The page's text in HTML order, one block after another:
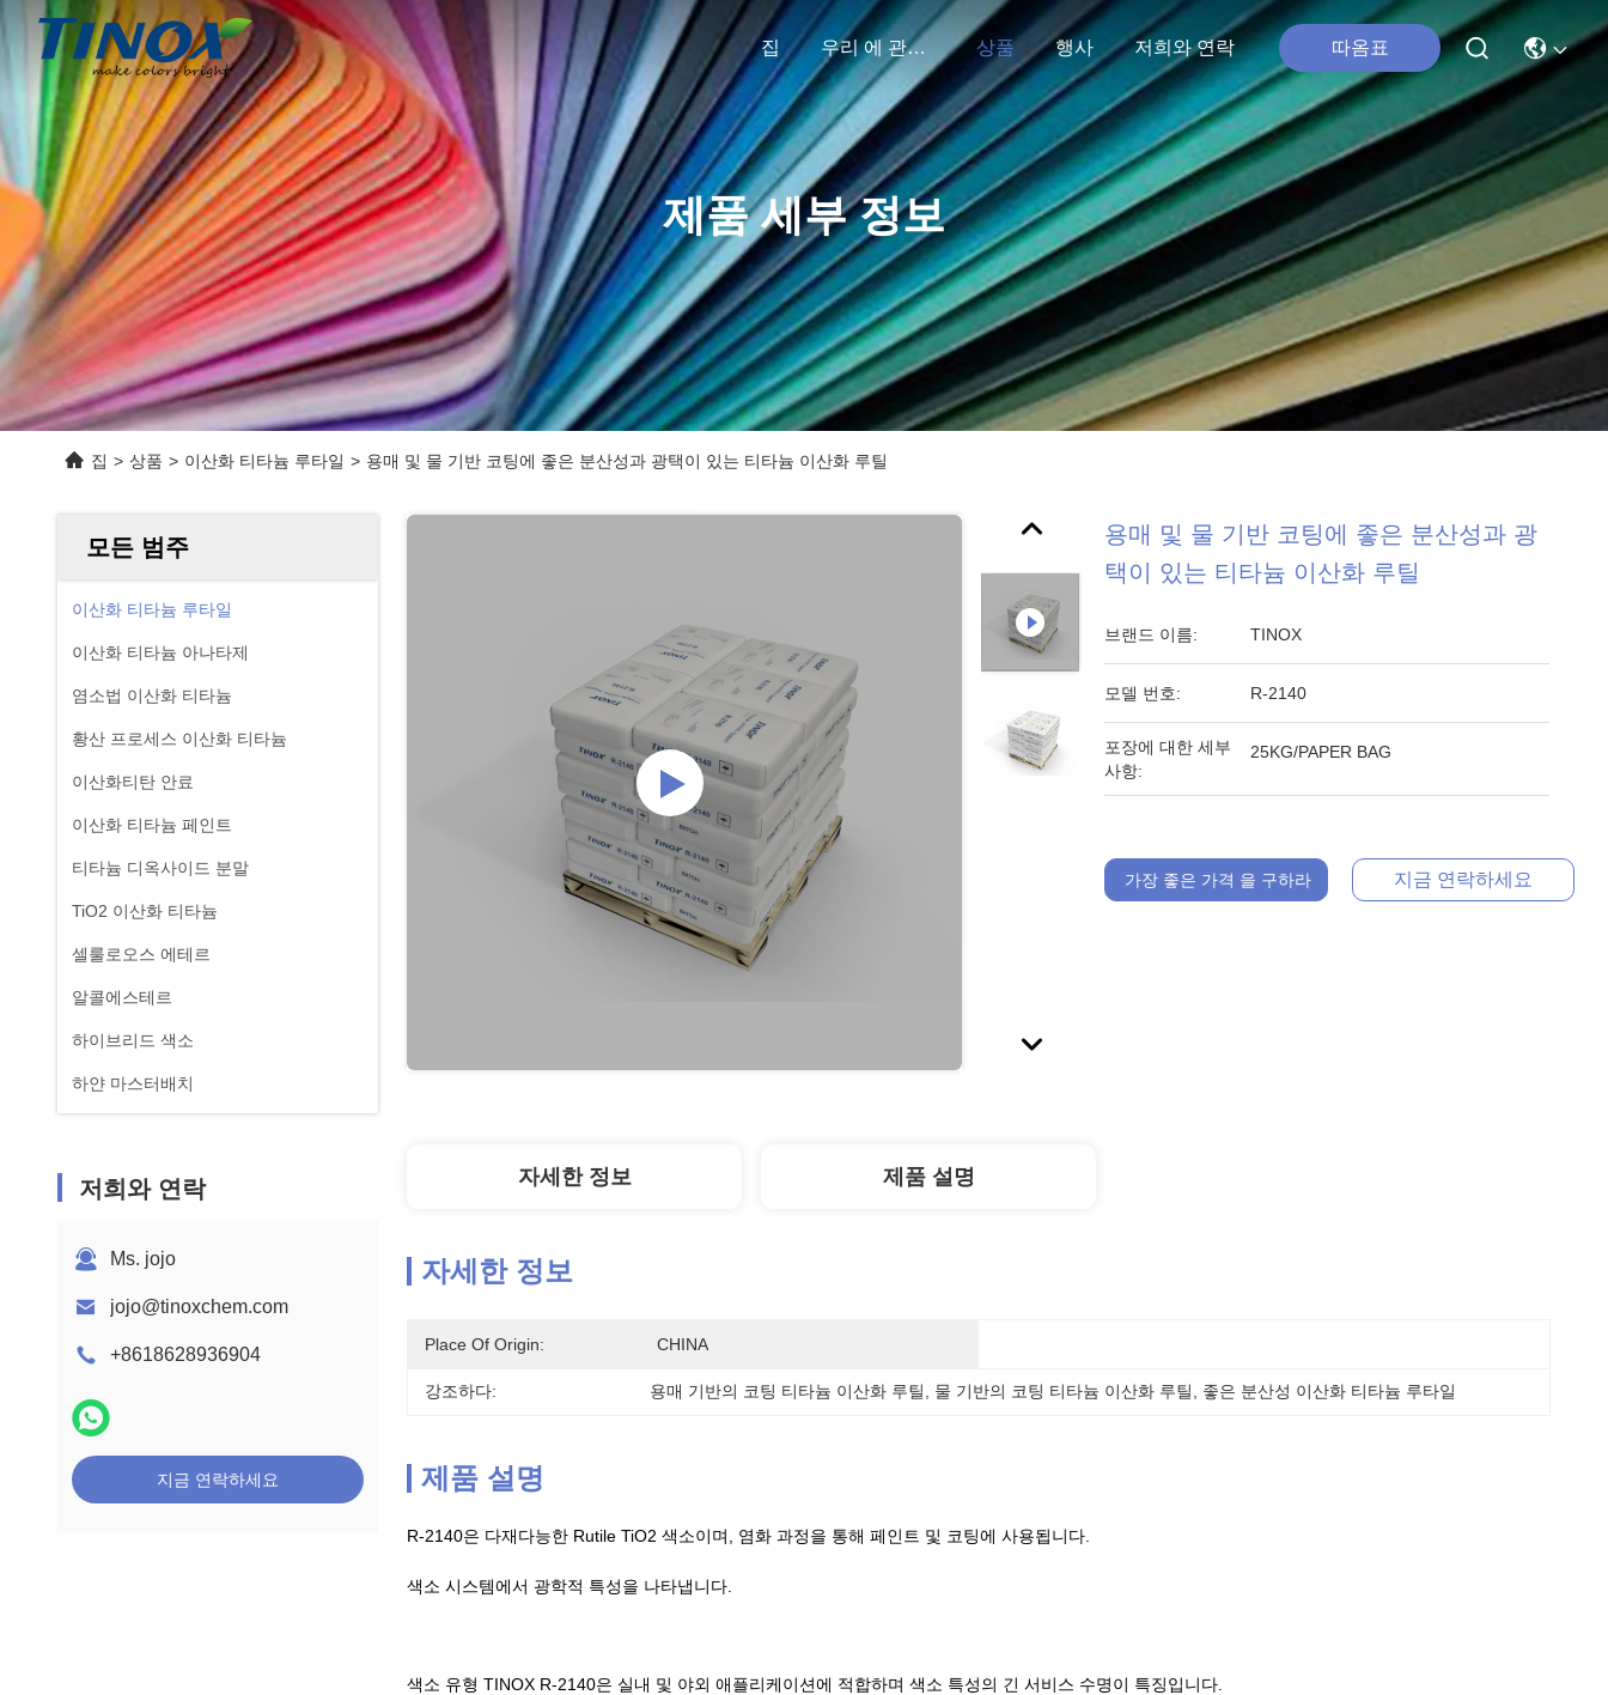
집 우리 에 관한 것 상품 행사 저희와 연락 따옴표
제품 세부 정보
집 > 상품 > 이산화 티타늄 루타일 > 용매 및 물 기반 코팅에 좋은 분산성과 광택이 있는 티타늄 이산화 루틸
모든 범주
이산화 티타늄 루타일
이산화 티타늄 아나타제
염소법 이산화 티타늄
황산 프로세스 이산화 티타늄
이산화티탄 안료
이산화 티타늄 페인트
티타늄 디옥사이드 분말
TiO2 이산화 티타늄
셀룰로오스 에테르
알콜에스테르
하이브리드 색소
하얀 마스터배치
저희와 연락
Ms. jojo
jojo@tinoxchem.com
+8618628936904
지금 연락하세요
용매 및 물 기반 코팅에 좋은 분산성과 광
택이 있는 티타늄 이산화 루틸
브랜드 이름: TINOX
모델 번호: R-2140
포장에 대한 세부
사항:
25KG/PAPER BAG
가장 좋은 가격 을 구하라 지금 연락하세요
자세한 정보 제품 설명
자세한 정보
Place Of Origin: CHINA
강조하다: 용매 기반의 코팅 티타늄 이산화 루틸 물 기반의 코팅 티타늄 이산화 루틸 좋은 분산성 이산화 티타늄 루타일
제품 설명
R-2140은 다재다능한 Rutile TiO2 색소이며, 염화 과정을 통해 페인트 및 코팅에 사용됩니다.
색소 시스템에서 광학적 특성을 나타냅니다.
색소 유형 TINOX R-2140은 실내 및 야외 애플리케이션에 적합하며 색소 특성의 긴 서비스 수명이 특징입니다.